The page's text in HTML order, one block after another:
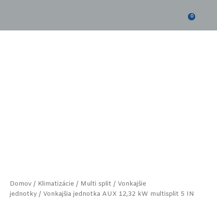
0
Domov / Klimatizácie / Multi split / Vonkajšie
jednotky / Vonkajšia jednotka AUX 12,32 kW multisplit 5 IN